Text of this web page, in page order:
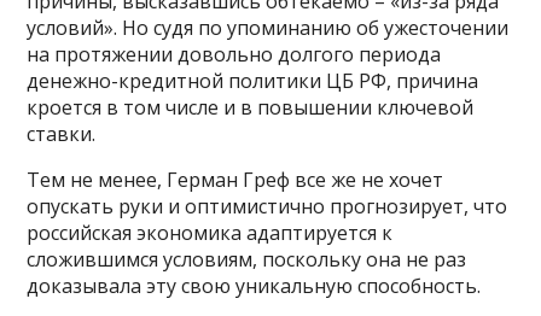
условий». Но судя по упоминанию об ужесточении
на протяжении довольно долгого периода
денежно-кредитной политики ЦБ РФ, причина
кроется в том числе и в повышении ключевой
ставки.
Тем не менее, Герман Греф все же не хочет
опускать руки и оптимистично прогнозирует, что
российская экономика адаптируется к
сложившимся условиям, поскольку она не раз
доказывала эту свою уникальную способность.